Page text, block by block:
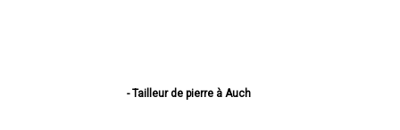
- Tailleur de pierre à Auch